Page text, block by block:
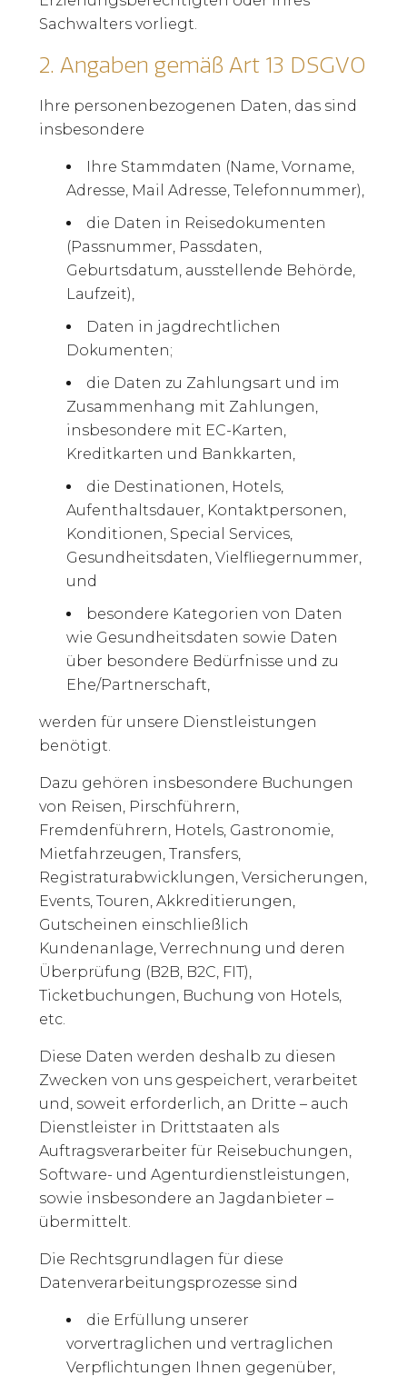
Sachwalters vorliegt.
2. Angaben gemäß Art 13 DSGVO
Ihre personenbezogenen Daten, das sind
insbesondere
Ihre Stammdaten (Name, Vorname,
Adresse, Mail Adresse, Telefonnummer),
die Daten in Reisedokumenten
(Passnummer, Passdaten,
Geburtsdatum, ausstellende Behörde,
Laufzeit),
Daten in jagdrechtlichen
Dokumenten;
die Daten zu Zahlungsart und im
Zusammenhang mit Zahlungen,
insbesondere mit EC-Karten,
Kreditkarten und Bankkarten,
die Destinationen, Hotels,
Aufenthaltsdauer, Kontaktpersonen,
Konditionen, Special Services,
Gesundheitsdaten, Vielfliegernummer,
und
besondere Kategorien von Daten
wie Gesundheitsdaten sowie Daten
über besondere Bedürfnisse und zu
Ehe/Partnerschaft,
werden für unsere Dienstleistungen
benötigt.
Dazu gehören insbesondere Buchungen
von Reisen, Pirschführern,
Fremdenführern, Hotels, Gastronomie,
Mietfahrzeugen, Transfers,
Registraturabwicklungen, Versicherungen,
Events, Touren, Akkreditierungen,
Gutscheinen einschließlich
Kundenanlage, Verrechnung und deren
Überprüfung (B2B, B2C, FIT),
Ticketbuchungen, Buchung von Hotels,
etc.
Diese Daten werden deshalb zu diesen
Zwecken von uns gespeichert, verarbeitet
und, soweit erforderlich, an Dritte – auch
Dienstleister in Drittstaaten als
Auftragsverarbeiter für Reisebuchungen,
Software- und Agenturdienstleistungen,
sowie insbesondere an Jagdanbieter –
übermittelt.
Die Rechtsgrundlagen für diese
Datenverarbeitungsprozesse sind
die Erfüllung unserer
vorvertraglichen und vertraglichen
Verpflichtungen Ihnen gegenüber,